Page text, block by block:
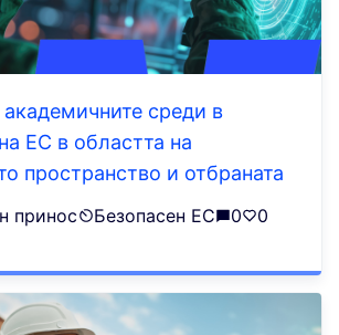
среди в
ЕС в областта на
пространство и отбраната
принос Безопасен ЕС 0 0